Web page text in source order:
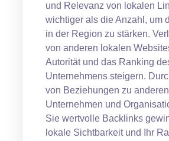
und Relevanz von lokalen
wichtiger als die Anzahl, um
in der Region zu stärken.
von anderen lokalen
Autorität und das Ranking
Unternehmens steigern.
von Beziehungen zu
Unternehmen und
Sie wertvolle Backlinks
lokale Sichtbarkeit und Ihr